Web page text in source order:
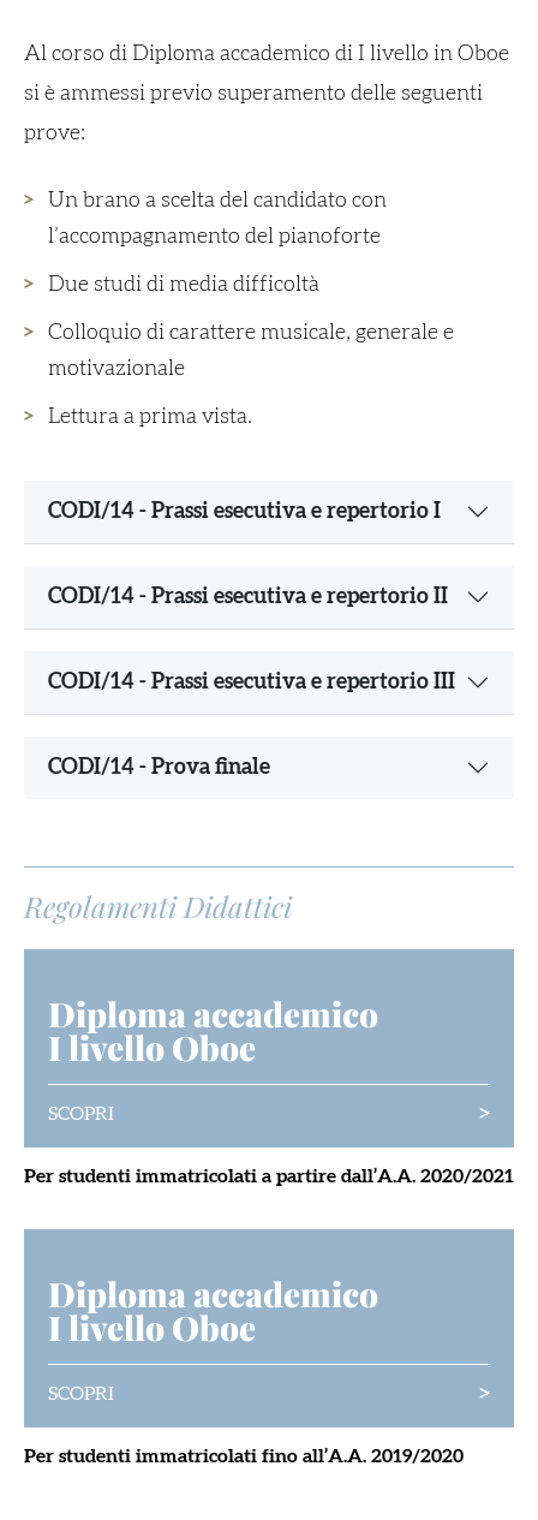
Al corso di Diploma accademico di I livello in Oboe
si è ammessi previo superamento delle seguenti
prove:
Un brano a scelta del candidato con
l’accompagnamento del pianoforte
Due studi di media difficoltà
Colloquio di carattere musicale, generale e
motivazionale
Lettura a prima vista.
CODI/14 - Prassi esecutiva e repertorio I
CODI/14 - Prassi esecutiva e repertorio II
CODI/14 - Prassi esecutiva e repertorio III
CODI/14 - Prova finale
Regolamenti Didattici
Diploma accademico
I livello Oboe
SCOPRI >
Per studenti immatricolati a partire dall’A.A. 2020/2021
Diploma accademico
I livello Oboe
SCOPRI >
Per studenti immatricolati fino all’A.A. 2019/2020